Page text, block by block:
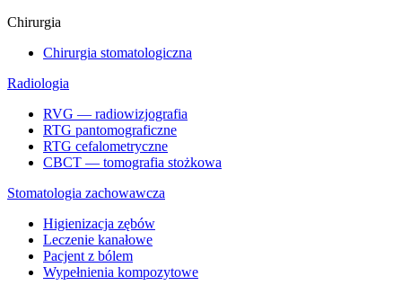
Chirurgia
Chirurgia stomatologiczna
Radiologia
RVG — radiowizjografia
RTG pantomograficzne
RTG cefalometryczne
CBCT — tomografia stożkowa
Stomatologia zachowawcza
Higienizacja zębów
Leczenie kanałowe
Pacjent z bólem
Wypełnienia kompozytowe